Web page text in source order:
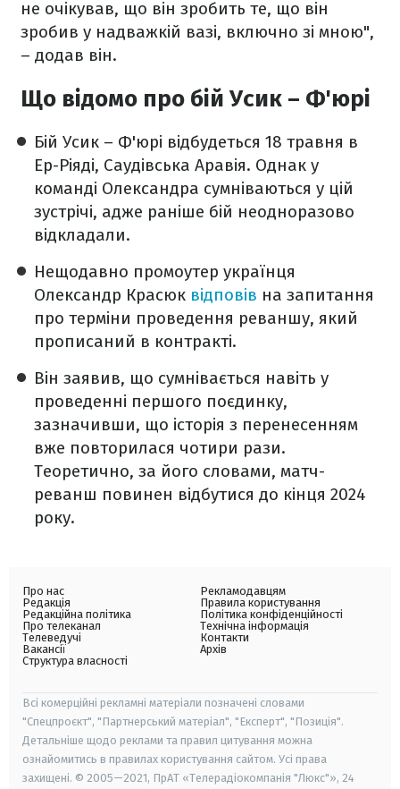
не очікував, що він зробить те, що він
зробив у надважкій вазі, включно зі мною",
– додав він.
Що відомо про бій Усик – Ф'юрі
Бій Усик – Ф'юрі відбудеться 18 травня в
Ер-Ріяді, Саудівська Аравія. Однак у
команді Олександра сумніваються у цій
зустрічі, адже раніше бій неодноразово
відкладали.
Нещодавно промоутер українця
Олександр Красюк відповів на запитання
про терміни проведення реваншу, який
прописаний в контракті.
Він заявив, що сумнівається навіть у
проведенні першого поєдинку,
зазначивши, що історія з перенесенням
вже повторилася чотири рази.
Теоретично, за його словами, матч-
реванш повинен відбутися до кінця 2024
року.
Про нас
Редакція
Редакційна політика
Про телеканал
Телеведучі
Вакансії
Структура власності
Рекламодавцям
Правила користування
Політика конфіденційності
Технічна інформація
Контакти
Архів
Всі комерційні рекламні матеріали позначені словами
"Спецпроєкт", "Партнерський матеріал", "Експерт", "Позиція".
Детальніше щодо реклами та правил цитування можна
ознайомитись в правилах користування сайтом. Усі права
захищені. © 2005—2021, ПрАТ «Телерадіокомпанія "Люкс"», 24